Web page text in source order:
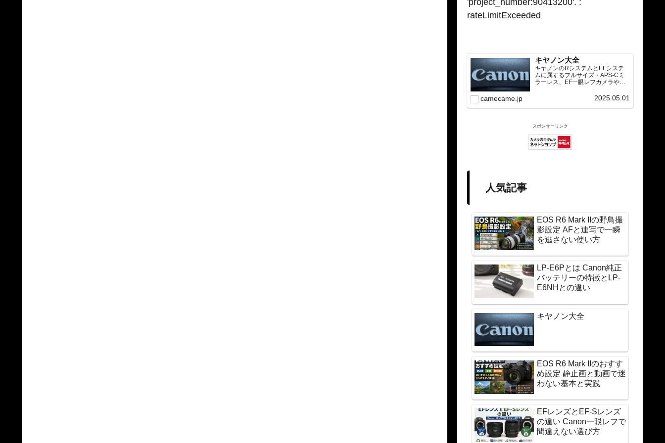
rateLimitExceeded
キヤノン大全
キヤノンのRシステムとEFシステ
ムに属するフルサイズ・APS-Cミ
ラーレス、EF一眼レフカメラや
望遠）をカテゴリ別に網羅し、効
種の内部リンク設計で回遊性向上
camecame.jp 2025.05.01
スポンサーリンク
人気記事
EOS R6 Mark IIの野鳥撮
影設定 AFと連写で一瞬
を逃さない使い方
LP-E6Pとは Canon純正
バッテリーの特徴とLP-
E6NHとの違い
キヤノン大全
EOS R6 Mark IIのおすす
め設定 静止画と動画で迷
わない基本と実践
EFレンズとEF-Sレンズ
の違い Canon一眼レフで
間違えない選び方